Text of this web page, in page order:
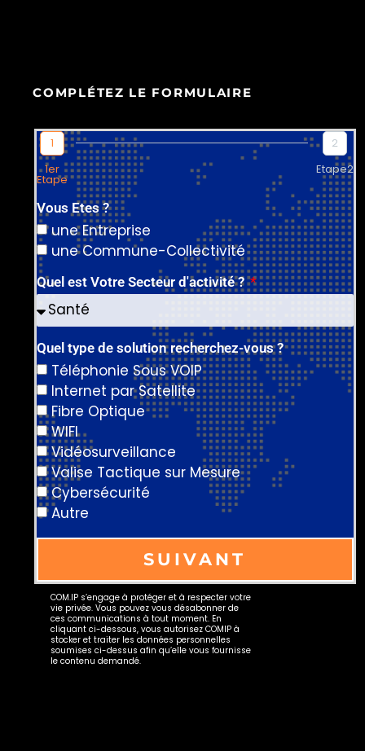
COMPLÉTEZ LE FORMULAIRE
1
1er
Etape
2
Etape2
Vous Etes ?
une Entreprise
une Commune-Collectivité
Quel est Votre Secteur d'activité ?
Quel type de solution recherchez-vous ?
Téléphonie Sous VOIP
Internet par Satellite
Fibre Optique
WIFI
Vidéosurveillance
Valise Tactique sur Mesure
Cybersécurité
Autre
SUIVANT
Alternative:
COM.IP s’engage à protéger et à respecter votre
vie privée. Vous pouvez vous désabonner de
ces communications à tout moment. En
cliquant ci-dessous, vous autorisez COMIP à
stocker et traiter les données personnelles
soumises ci-dessus afin qu’elle vous fournisse
le contenu demandé.